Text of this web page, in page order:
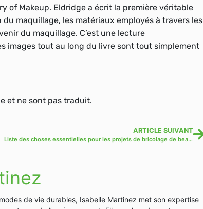
of Makeup. Eldridge a écrit la première véritable
maquillage, les matériaux employés à travers les
du maquillage. C’est une lecture
images tout au long du livre sont tout simplement
et ne sont pas traduit.
ARTICLE SUIVANT
Liste des choses essentielles pour les projets de bricolage de beauté
de vie durables, Isabelle Martinez met son expertise